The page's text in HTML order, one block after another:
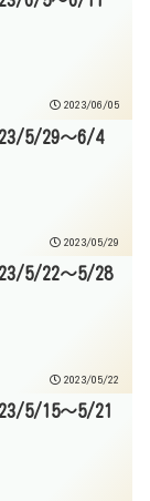
2023/06/05
5/29～6/4
2023/05/29
5/22～5/28
2023/05/22
5/15～5/21